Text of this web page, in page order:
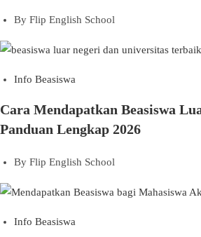
By Flip English School
Info Beasiswa
Cara Mendapatkan Beasiswa
Panduan Lengkap 2026
By Flip English School
Info Beasiswa